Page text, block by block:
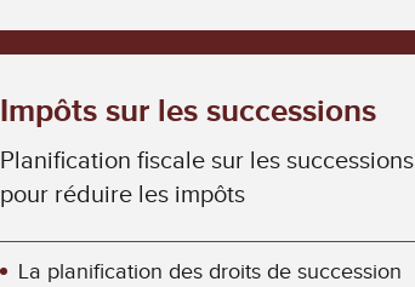
Impôts sur les successions
Planification fiscale sur les successions
pour réduire les impôts
La planification des droits de succession